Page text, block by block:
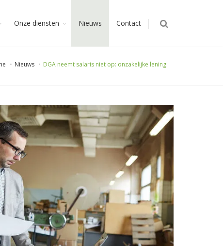
Onze diensten Nieuws Contact
Nieuws DGA neemt salaris niet op: onzakelijke lening